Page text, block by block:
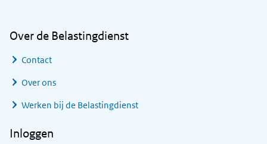
Over de Belastingdienst
Contact
Over ons
Werken bij de Belastingdienst
Inloggen